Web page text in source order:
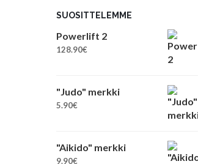
SUOSITTELEMME
Powerlift 2
128.90€
"Judo" merkki
5.90€
"Aikido" merkki
9.90€